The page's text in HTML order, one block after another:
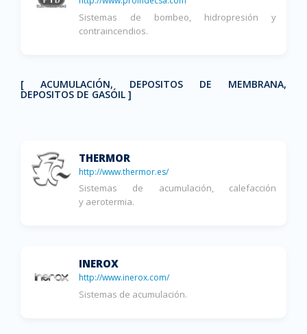
Sistemas de bombeo, hidropresión y
contraincendios.
[ ACUMULACIÓN, DEPOSITOS DE MEMBRANA,
DEPOSITOS DE GASÓIL ]
THERMOR
http://www.thermor.es/
Sistemas de acumulación, calefacción
y aerotermia.
INEROX
http://www.inerox.com/
Sistemas de acumulación.